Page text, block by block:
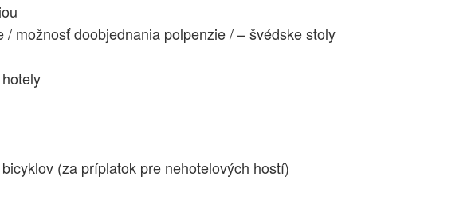
/ možnosť doobjednania polpenzie / – švédske stoly
(za príplatok pre nehotelových hostí)